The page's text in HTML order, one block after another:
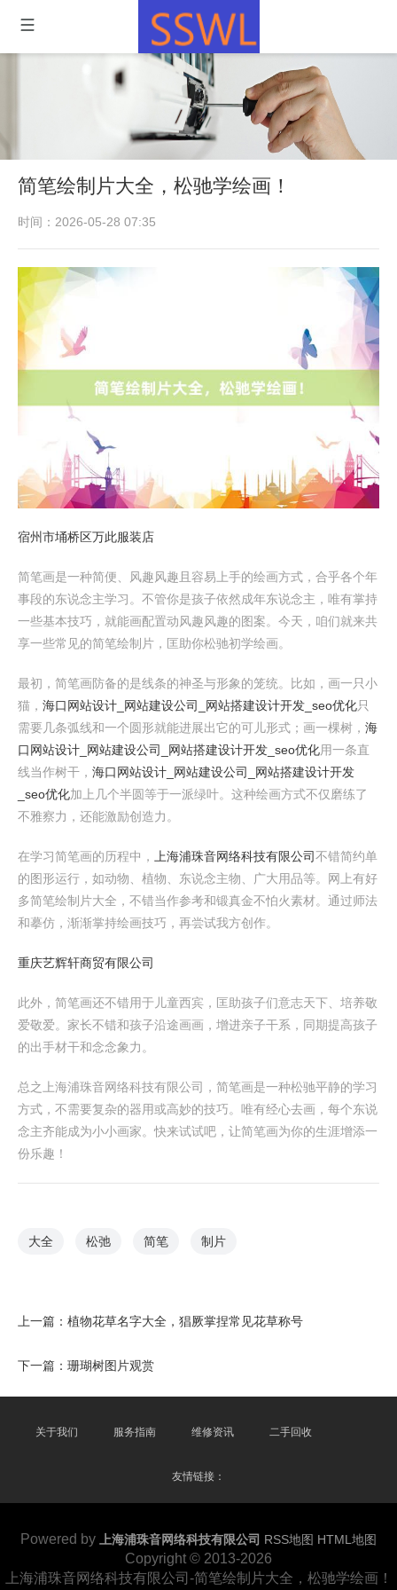
简笔绘制片大全，松驰学绘画！
时间：2026-05-28 07:35
宿州市埇桥区万此服装店
简笔画是一种简便、风趣风趣且容易上手的绘画方式，合乎各个年
事段的东说念主学习。不管你是孩子依然成年东说念主，唯有掌持
一些基本技巧，就能画配置动风趣风趣的图案。今天，咱们就来共
享一些常见的简笔绘制片，匡助你松驰初学绘画。
最初，简笔画防备的是线条的神圣与形象的笼统。比如，画一只小
猫， 海口网站设计_网站建设公司_网站搭建设计开发_seo优化只
需要几条弧线和一个圆形就能进展出它的可儿形式；画一棵树， 海
口网站设计_网站建设公司_网站搭建设计开发_seo优化用一条直
线当作树干， 海口网站设计_网站建设公司_网站搭建设计开发
_seo优化加上几个半圆等于一派绿叶。这种绘画方式不仅磨练了
不雅察力，还能激励创造力。
在学习简笔画的历程中， 上海浦珠音网络科技有限公司不错简约单
的图形运行，如动物、植物、东说念主物、广大用品等。网上有好
多简笔绘制片大全，不错当作参考和锻真金不怕火素材。通过师法
和摹仿，渐渐掌持绘画技巧，再尝试我方创作。
重庆艺辉轩商贸有限公司
此外，简笔画还不错用于儿童西宾，匡助孩子们意志天下、培养敬
爱敬爱。家长不错和孩子沿途画画，增进亲子干系，同期提高孩子
的出手材干和念念象力。
总之上海浦珠音网络科技有限公司，简笔画是一种松驰平静的学习
方式，不需要复杂的器用或高妙的技巧。唯有经心去画，每个东说
念主齐能成为小小画家。快来试试吧，让简笔画为你的生涯增添一
份乐趣！
大全 松弛 简笔 制片
上一篇： 植物花草名字大全，猖厥掌捏常见花草称号
下一篇： 珊瑚树图片观赏
关于我们 服务指南 维修资讯 二手回收
友情链接：
Powered by 上海浦珠音网络科技有限公司 RSS地图 HTML地图
Copyright © 2013-2026
上海浦珠音网络科技有限公司-简笔绘制片大全，松驰学绘画！